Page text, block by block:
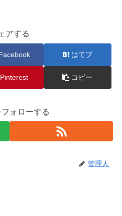
アする
はてブ
Pinterest コピー
ォローする
管理人